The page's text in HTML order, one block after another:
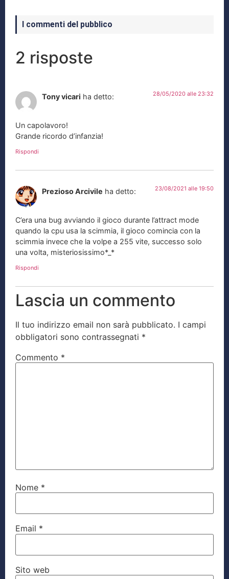
I commenti del pubblico
2 risposte
Tony vicari ha detto: 28/05/2020 alle 23:32
Un capolavoro!
Grande ricordo d’infanzia!
Rispondi
Prezioso Arcivile ha detto: 23/08/2021 alle 19:50
C’era una bug avviando il gioco durante l’attract mode
quando la cpu usa la scimmia, il gioco comincia con la
scimmia invece che la volpe a 255 vite, successo solo
una volta, misteriosissimo*_*
Rispondi
Lascia un commento
Il tuo indirizzo email non sarà pubblicato. I campi
obbligatori sono contrassegnati *
Commento *
Nome *
Email *
Sito web